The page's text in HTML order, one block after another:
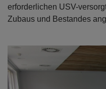
erforderlichen USV-
Zubaus und Bestandes